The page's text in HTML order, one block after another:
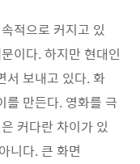
적으로 커지고 있
이다. 하지만 현대인
서 보내고 있다. 화
를 만든다. 영화를 극
커다란 차이가 있
니다. 큰 화면